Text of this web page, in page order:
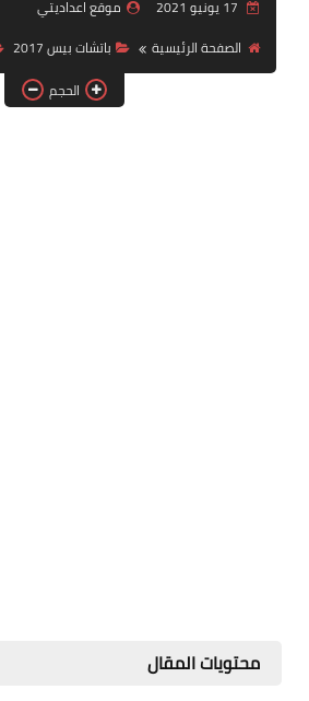
بلايستيشن PS2موقع اعداديتي
الصفحة الرئيسية
باتشات بيس 2017
الحجم
محتويات المقال